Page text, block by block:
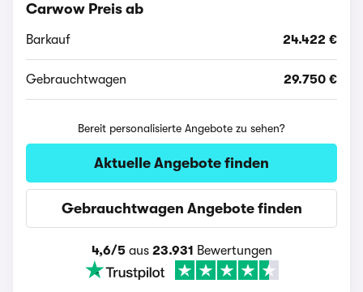
Carwow Preis ab
Barkauf 24.422 €
Gebrauchtwagen 29.750 €
Bereit personalisierte Angebote zu sehen?
Aktuelle Angebote finden
Gebrauchtwagen Angebote finden
4,6/5aus 23.931 Bewertungen